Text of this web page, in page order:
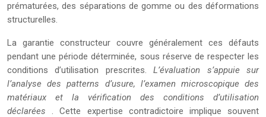
prématurées, des séparations de gomme ou des déformations
structurelles.
La garantie constructeur couvre généralement ces défauts
pendant une période déterminée, sous réserve de respecter les
conditions d’utilisation prescrites.L’évaluation s’appuie sur
l’analyse des patterns d’usure, l’examen microscopique des
matériaux et la vérification des conditions d’utilisation
déclarées . Cette expertise contradictoire implique souvent